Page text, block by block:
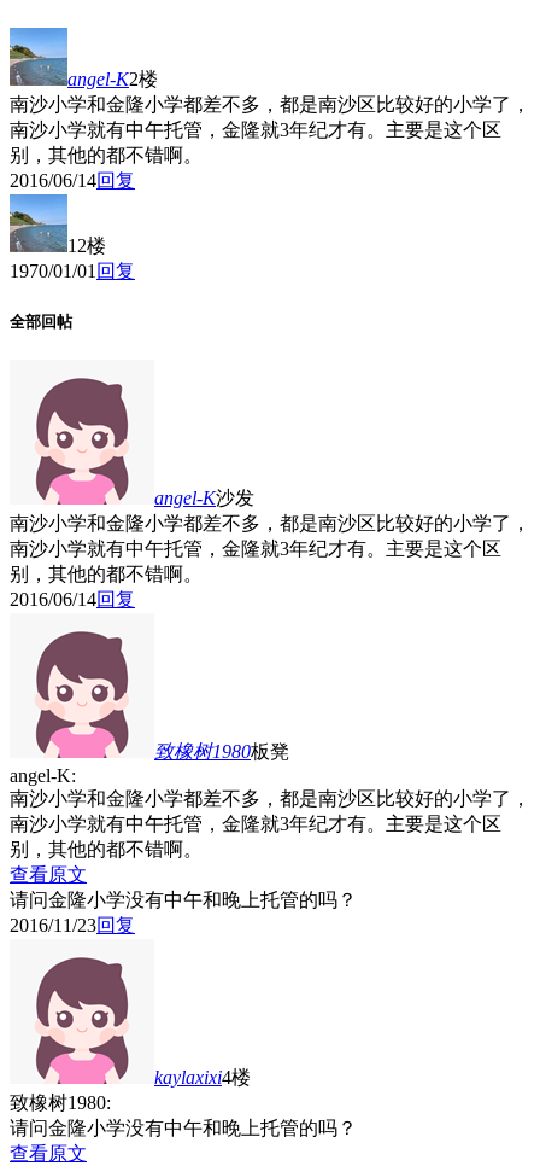
angel-K2楼
南沙小学和金隆小学都差不多，都是南沙区比较好的小学了，
南沙小学就有中午托管，金隆就3年纪才有。主要是这个区
别，其他的都不错啊。
2016/06/14回复
12楼
1970/01/01 回复
全部回帖
angel-K沙发
南沙小学和金隆小学都差不多，都是南沙区比较好的小学了，
南沙小学就有中午托管，金隆就3年纪才有。主要是这个区
别，其他的都不错啊。
2016/06/14回复
致橡树1980板凳
angel-K:
南沙小学和金隆小学都差不多，都是南沙区比较好的小学了，
南沙小学就有中午托管，金隆就3年纪才有。主要是这个区
别，其他的都不错啊。
查看原文
请问金隆小学没有中午和晚上托管的吗？
2016/11/23回复
kaylaxixi4楼
致橡树1980:
请问金隆小学没有中午和晚上托管的吗？
查看原文